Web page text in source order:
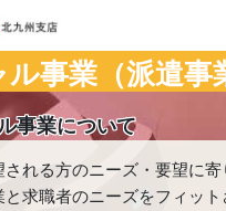
事業（派遣事
事業について
される方のニーズ・要望に
と求職者のニーズをフィッ